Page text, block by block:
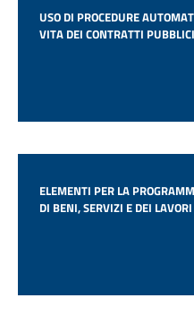
USO DI PROCEDURE
VITA DEI CONTRATTI PUBBLICI
ELEMENTI PER LA
DI BENI, SERVIZI E DEI LAVORI